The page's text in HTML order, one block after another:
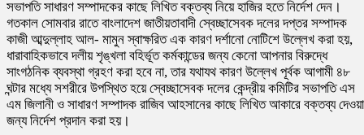
সভাপতি সাধারণ সম্পাদকের কাছে লিখিত বক্তব্য নিয়ে হাজির হতে নির্দেশ দেন।
গতকাল সোমবার রাতে বাংলাদেশ জাতীয়তাবাদী স্বেচ্ছাসেবক দলের দপ্তর সম্পাদক
কাজী আব্দুল্লাহ আল- মামুন স্বাক্ষরিত এক কারণ দর্শানো নোটিশে উল্লেখ করা হয়,
ধারাবাহিকভাবে দলীয় শৃঙ্খলা বহির্ভূত কর্মকান্ডের জন্য কেনো আপনার বিরুদ্ধে
সাংগঠনিক ব্যবস্থা গ্রহণ করা হবে না, তার যথাযথ কারণ উল্লেখ পূর্বক আগামী ৪৮
ঘন্টার মধ্যে সশরীরে উপস্থিত হয়ে স্বেচ্ছাসেবক দলের কেন্দ্রীয় কমিটির সভাপতি এস
এম জিলানী ও সাধারণ সম্পাদক রাজিব আহসানের কাছে লিখিত আকারে বক্তব্য
জন্য নির্দেশ প্রদান করা হয়।